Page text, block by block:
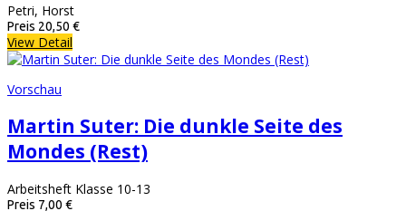
Petri, Horst
Preis 20,50 €
View Detail
Vorschau
Martin Suter: Die dunkle Seite des
Mondes (Rest)
Arbeitsheft Klasse 10-13
Preis 7,00 €